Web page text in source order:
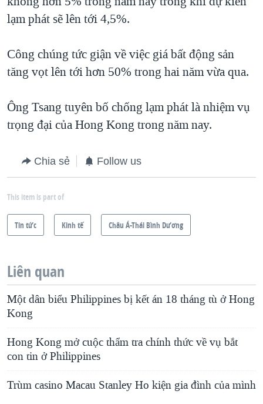
lạm phát sẽ lên tới 4,5%.
Công chúng tức giận về việc giá bất động sản
tăng vọt lên tới hơn 50% trong hai năm vừa qua.
Ông Tsang tuyên bố chống lạm phát là nhiệm vụ
trọng đại của Hong Kong trong năm nay.
Chia sẻ Follow us
This item is part of
Tin tức Kinh tế Châu Á-Thái Bình Dương
Liên quan
Một dân biểu Philippines bị kết án 18 tháng tù ở Hong
Kong
Hong Kong mở cuộc thẩm tra chính thức về vụ bắt
con tin ở Philippines
Trùm casino Macau Stanley Ho kiện gia đình của mình